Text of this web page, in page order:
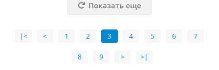
Показать еще
|< < 1 2 3 4 5 6 7
8 9 > >|